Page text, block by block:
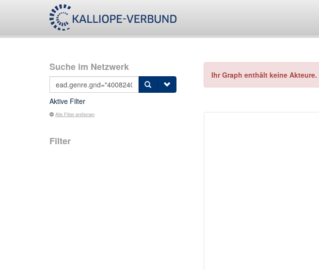
Suche im Netzwerk
Aktive Filter
Alle Filter entfernen
Filter
Ihr Graph enthält keine Akteure.